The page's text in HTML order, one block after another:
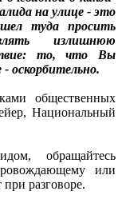
на улице - это
туда просить
излишнюю
то, что Вы
- оскорбительно.
общественных
Национальный
обращайтесь
или
разговоре.